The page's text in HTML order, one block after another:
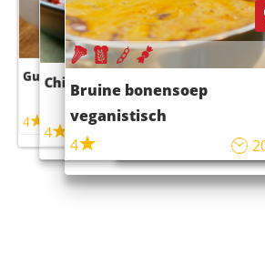
Guacamole
4
Chili con carne
4
Bruine bonensoep
veganistisch
4
Sushi rijstsalade
maaltijdsalade
4